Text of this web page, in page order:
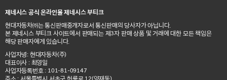
제네시스 공식 온라인몰 제네시스 부티크
현대자동차㈜는 통신판매중개자로서 통신판매의 당사자가 아닙니다.
본 제네시스 부티크 사이트에서 판매되는 제3자 판매 상품 및 거래에 대한 모든 책임은
해당 판매자에게 있습니다.
사업자명: 현대자동차(주)
대표이사 : 최영일
사업자등록번호 : 101-81-09147